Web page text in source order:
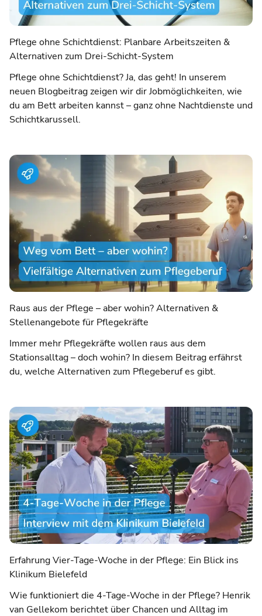
Pflege ohne Schichtdienst: Planbare Arbeitszeiten &
Alternativen zum Drei-Schicht-System
Pflege ohne Schichtdienst? Ja, das geht! In unserem
neuen Blogbeitrag zeigen wir dir Jobmöglichkeiten, wie
du am Bett arbeiten kannst – ganz ohne Nachtdienste und
Schichtkarussell.
Raus aus der Pflege – aber wohin? Alternativen &
Stellenangebote für Pflegekräfte
Immer mehr Pflegekräfte wollen raus aus dem
Stationsalltag – doch wohin? In diesem Beitrag erfährst
du, welche Alternativen zum Pflegeberuf es gibt.
Erfahrung Vier-Tage-Woche in der Pflege: Ein Blick ins
Klinikum Bielefeld
Wie funktioniert die 4-Tage-Woche in der Pflege? Henrik
van Gellekom berichtet über Chancen und Alltag im